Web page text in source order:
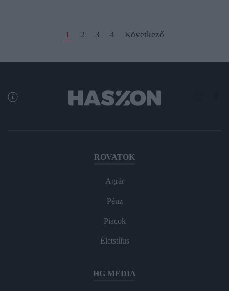
1 2 3 4 Következő
ROVATOK
Agrár
Pénz
Piacok
Életstílus
HG MEDIA